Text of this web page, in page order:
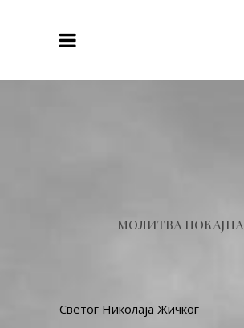
МОЛИТВА ПОКАЈНА
Светог Николаја Жичког